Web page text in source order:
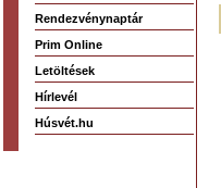
Rendezvénynaptár
Prim Online
Letöltések
Hírlevél
Húsvét.hu